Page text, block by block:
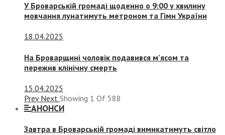
У Броварській громаді щоденно о 9:00 у хвилину
мовчання лунатимуть метроном та Гімн України
18.04.2025
На Броварщині чоловік подавився м’ясом та
пережив клінічну смерть
15.04.2025
Prev Next Showing 1 Of 588
АНОНСИ
Завтра в Броварській громаді вимикатимуть світло